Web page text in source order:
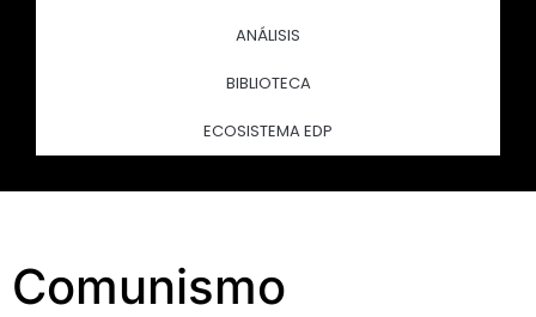
ANÁLISIS
BIBLIOTECA
ECOSISTEMA EDP
Comunismo